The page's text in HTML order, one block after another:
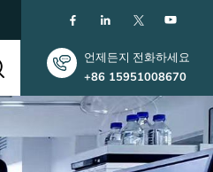
언제든지 전화하세요
+86 15951008670